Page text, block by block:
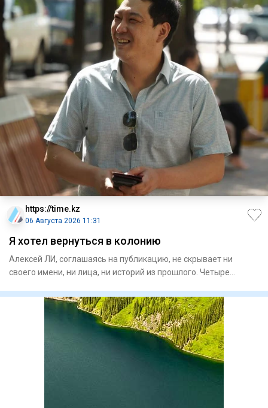
https://time.kz
06 Августа 2026 11:31
Я хотел вернуться в колонию
Алексей ЛИ, соглашаясь на публикацию, не скрывает ни
своего имени, ни лица, ни историй из прошлого. Четыре